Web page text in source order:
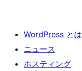
WordPress とは
ニュース
ホスティング